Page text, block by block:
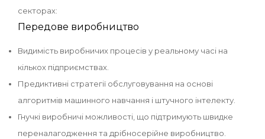
секторах:
Передове виробництво
Видимість виробничих процесів у реальному часі на
кількох підприємствах.
Предиктивні стратегії обслуговування на основі
алгоритмів машинного навчання і штучного інтелекту.
Гнучкі виробничі можливості, що підтримують швидке
переналагодження та дрібносерійне виробництво.